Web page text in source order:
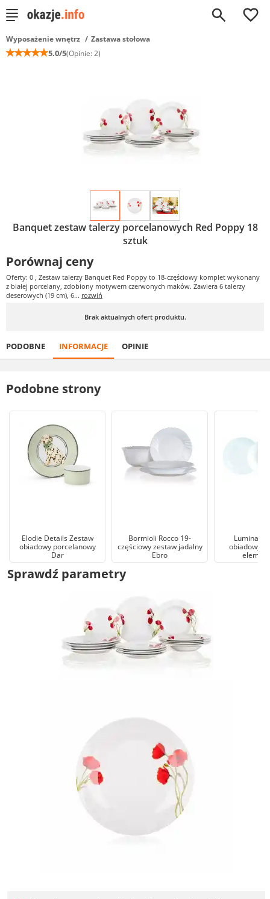
0
Wyposażenie wnętrz Zastawa stołowa
☆
☆
☆
☆
☆ 5.0/5(Opinie: 2)
Banquet zestaw talerzy porcelanowych Red Poppy 18
sztuk
Porównaj ceny
Oferty: 0 , Zestaw talerzy Banquet Red Poppy to 18-częściowy komplet wykonany
z białej porcelany, zdobiony motywem czerwonych maków. Zawiera 6 talerzy
deserowych (19 cm), 6... rozwiń
Brak aktualnych ofert produktu.
PODOBNE INFORMACJE OPINIE
Podobne strony
Elodie Details Zestaw
obiadowy porcelanowy
Dar
Bormioli Rocco 19-
częściowy zestaw jadalny
Ebro
Luminarc
obiadowy
Sprawdź parametry